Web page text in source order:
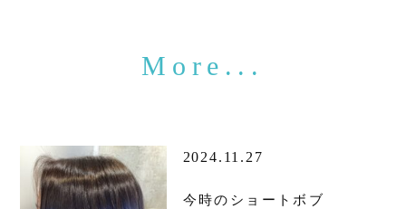
2024.11.27
今時のショートボブ